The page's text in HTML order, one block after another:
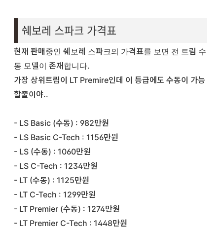
쉐보레 스파크 가격표
현재 판매중인 쉐보레 스파크의 가격표를 보면 전 트림 수
동 모델이 존재합니다.
가장 상위트림이 LT Premire인데 이 등급에도 수동이 가능
할줄이야..
- LS Basic (수동) : 982만원
- LS Basic C-Tech : 1156만원
- LS (수동) : 1060만원
- LS C-Tech : 1234만원
- LT (수동) : 1125만원
- LT C-Tech : 1299만원
- LT Premier (수동) : 1274만원
- LT Premier C-Tech : 1448만원